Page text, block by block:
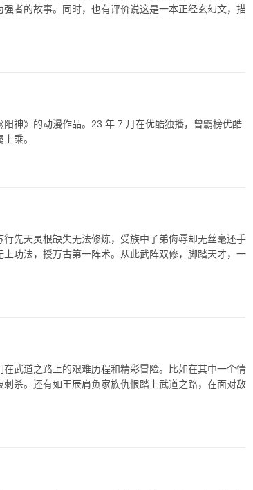
者的故事。同时，也有评价说这是一本正经玄幻文，描
神》的动漫作品。23 年 7 月在优酷独播，曾霸榜优酷
乘。
先天灵根缺失无法修炼，受族中子弟侮辱却无丝毫还手
功法，授万古第一阵术。从此武阵双修，脚踏天才，一
武道之路上的艰难历程和精彩冒险。比如在其中一个情
杀。还有如王辰肩负家族仇恨踏上武道之路，在面对敌